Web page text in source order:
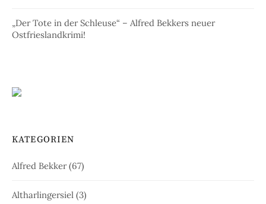
„Der Tote in der Schleuse“ – Alfred Bekkers neuer
Ostfrieslandkrimi!
KATEGORIEN
Alfred Bekker(67)
Altharlingersiel (3)